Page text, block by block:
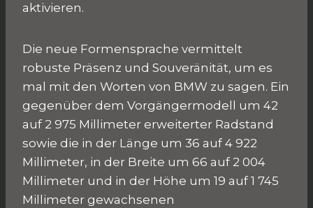
aktivieren.
Die neue Formensprache vermittelt
robuste Präsenz und Souveränität, um es
mal mit den Worten von BMW zu sagen. Ein
gegenüber dem Vorgängermodell um 42
auf 2 975 Millimeter erweiterter Radstand
sowie die in der Länge um 36 auf 4 922
Millimeter, in der Breite um 66 auf 2 004
Millimeter und in der Höhe um 19 auf 1 745
Millimeter gewachsenen